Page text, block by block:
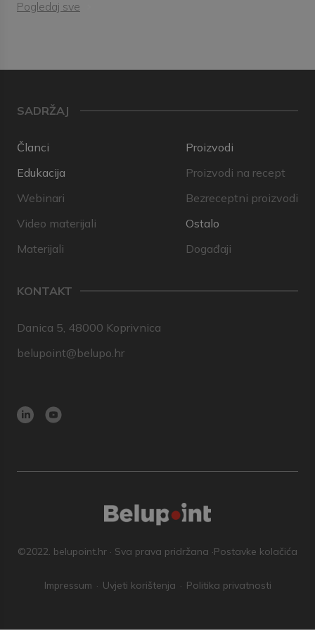
Pogledaj sve
SADRŽAJ
Članci
Edukacija
Webinari
Video materijali
Materijali
Proizvodi
Proizvodi na recept
Bezreceptni proizvodi
Ostalo
Događaji
KONTAKT
Danica 5, 48000 Koprivnica
belupoint@belupo.hr
©2022. belupoint.hr · Sva prava pridržana ·Postavke kolačića
Impressum Uvjeti korištenja Politika privatnosti